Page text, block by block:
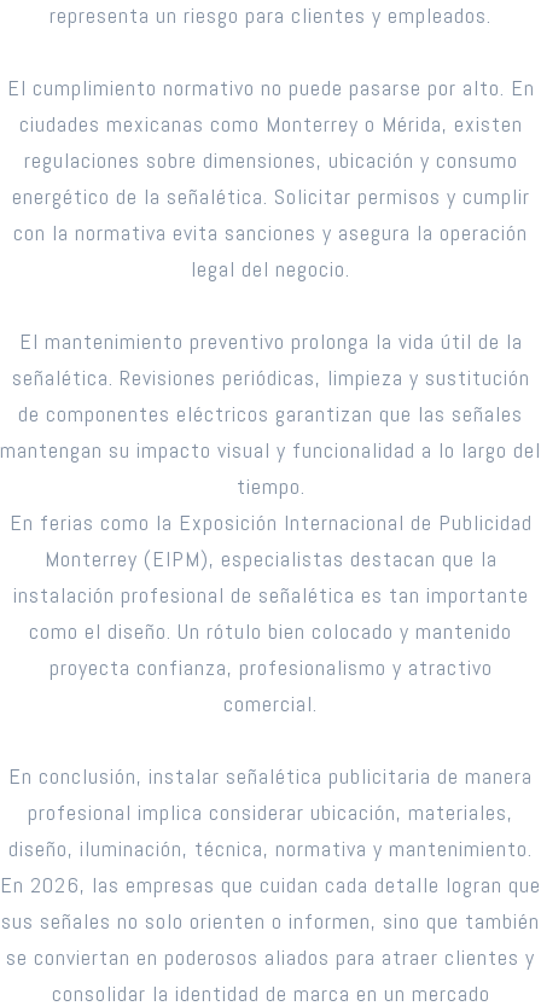
representa un riesgo para clientes y empleados.
El cumplimiento normativo no puede pasarse por alto. En
ciudades mexicanas como Monterrey o Mérida, existen
regulaciones sobre dimensiones, ubicación y consumo
energético de la señalética. Solicitar permisos y cumplir
con la normativa evita sanciones y asegura la operación
legal del negocio.
El mantenimiento preventivo prolonga la vida útil de la
señalética. Revisiones periódicas, limpieza y sustitución
de componentes eléctricos garantizan que las señales
mantengan su impacto visual y funcionalidad a lo largo del
tiempo.
En ferias como la Exposición Internacional de Publicidad
Monterrey (EIPM), especialistas destacan que la
instalación profesional de señalética es tan importante
como el diseño. Un rótulo bien colocado y mantenido
proyecta confianza, profesionalismo y atractivo
comercial.
En conclusión, instalar señalética publicitaria de manera
profesional implica considerar ubicación, materiales,
diseño, iluminación, técnica, normativa y mantenimiento.
En 2026, las empresas que cuidan cada detalle logran que
sus señales no solo orienten o informen, sino que también
se conviertan en poderosos aliados para atraer clientes y
consolidar la identidad de marca en un mercado